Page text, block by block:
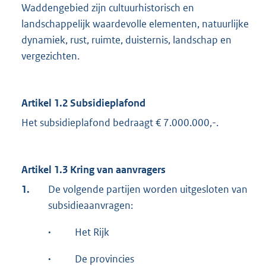
Waddengebied zijn cultuurhistorisch en
landschappelijk waardevolle elementen, natuurlijke
dynamiek, rust, ruimte, duisternis, landschap en
vergezichten.
Artikel 1.2 Subsidieplafond
Het subsidieplafond bedraagt € 7.000.000,-.
Artikel 1.3 Kring van aanvragers
1.
De volgende partijen worden uitgesloten van
subsidieaanvragen:
· Het Rijk
· De provincies